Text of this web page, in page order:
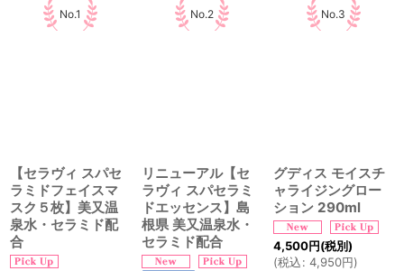
No.1
【セラヴィ スパセ
ラミドフェイスマ
スク５枚】美又温
泉水・セラミド配
合
No.2
リニューアル【セ
ラヴィ スパセラミ
ドエッセンス】島
根県 美又温泉水・
セラミド配合
No.3
グディス モイスチ
ャライジングロー
ション 290ml
4,500円(税別)
(税込: 4,950円)